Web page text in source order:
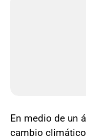
En medio de un
cambio